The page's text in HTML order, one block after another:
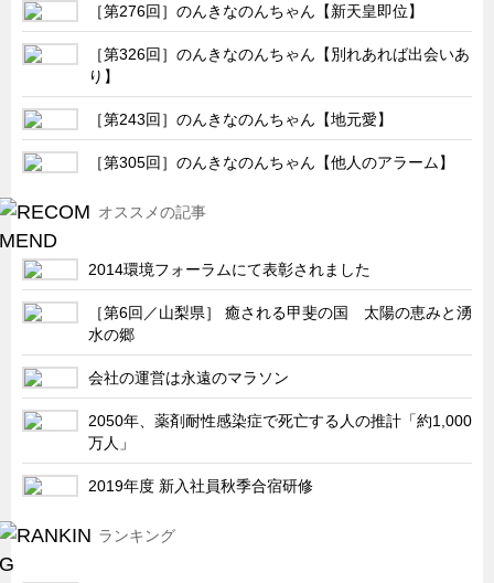
二次電池関連
EV・PHEV充電器関連
再生可能エネルギー
農業関連
半導体製造装置関連
共同溝・無電柱化関連
サーバーラック・エンクロジャー
特装車・バス・トラック関連
フリーザー・フードマシナリー関連
自動販売機・自動改札機関連
鉄道車両・駅舎関連
CATEGORY 連載
営業、丸ごとフカボリ
新製品開発最前線
Before After
［第276回］のんきなのんちゃん【新天皇即位】
［第326回］のんきなのんちゃん【別れあれば出会いあ
り】
［第243回］のんきなのんちゃん【地元愛】
［第305回］のんきなのんちゃん【他人のアラーム】
オススメの記事
2014環境フォーラムにて表彰されました
［第6回／山梨県］ 癒される甲斐の国 太陽の恵みと湧
水の郷
会社の運営は永遠のマラソン
2050年、薬剤耐性感染症で死亡する人の推計「約1,000
万人」
2019年度 新入社員秋季合宿研修
ランキング